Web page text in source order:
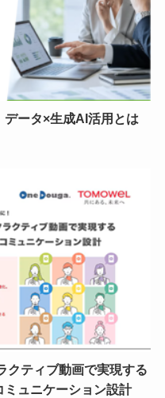
ータ×生成AI活用とは
クティブ動画で実現する
ュニケーション設計